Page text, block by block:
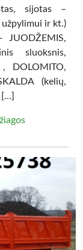
sijotas –
ir kt.)
JUODŽEMIS,
sluoksnis,
DOLOMITO,
(kelių,
[…]